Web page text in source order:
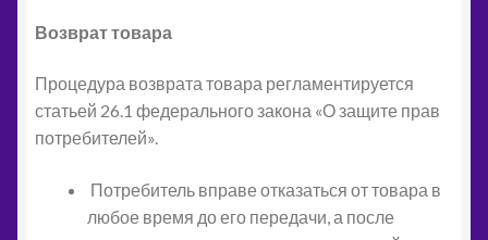
Возврат товара
Процедура возврата товара регламентируется
статьей 26.1 федерального закона «О защите прав
потребителей».
Потребитель вправе отказаться от товара в
любое время до его передачи, а после